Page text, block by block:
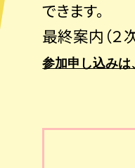
できます。
最終案内（２
参加申し込みは